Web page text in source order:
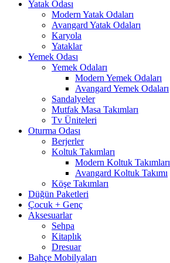
Yatak Odası
Modern Yatak Odaları
Avangard Yatak Odaları
Karyola
Yataklar
Yemek Odası
Yemek Odaları
Modern Yemek Odaları
Avangard Yemek Odaları
Sandalyeler
Mutfak Masa Takımları
Tv Üniteleri
Oturma Odası
Berjerler
Koltuk Takımları
Modern Koltuk Takımları
Avangard Koltuk Takımı
Köşe Takımları
Düğün Paketleri
Çocuk + Genç
Aksesuarlar
Sehpa
Kitaplık
Dresuar
Bahçe Mobilyaları